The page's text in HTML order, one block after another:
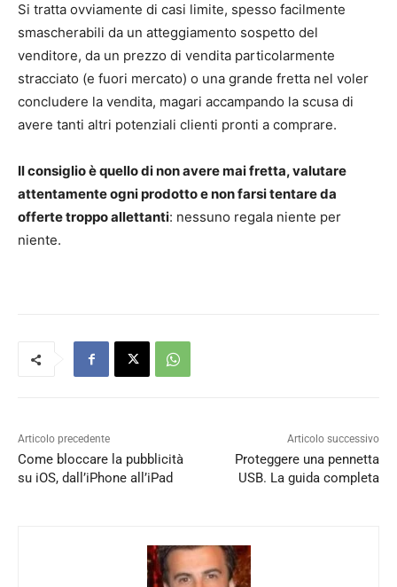
Si tratta ovviamente di casi limite, spesso facilmente
smascherabili da un atteggiamento sospetto del
venditore, da un prezzo di vendita particolarmente
stracciato (e fuori mercato) o una grande fretta nel voler
concludere la vendita, magari accampando la scusa di
avere tanti altri potenziali clienti pronti a comprare.
Il consiglio è quello di non avere mai fretta, valutare
attentamente ogni prodotto e non farsi tentare da
offerte troppo allettanti: nessuno regala niente per
niente.
Articolo precedente
Come bloccare la pubblicità
su iOS, dall’iPhone all’iPad
Articolo successivo
Proteggere una pennetta
USB. La guida completa